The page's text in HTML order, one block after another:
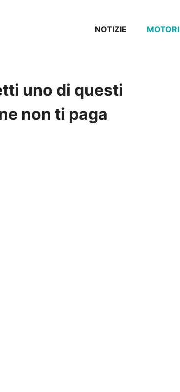
NOTIZIE MOTORI
uno di questi
non ti paga